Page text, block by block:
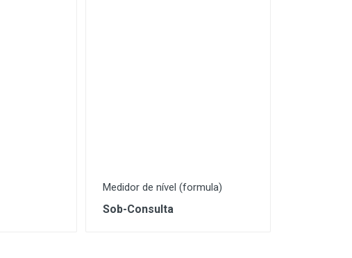
Medidor de nível (formula)
Sob-Consulta